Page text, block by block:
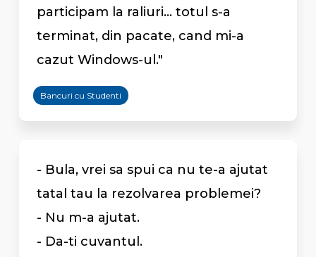
participam la raliuri... totul s-a
terminat, din pacate, cand mi-a
cazut Windows-ul."
Bancuri cu Studenti
- Bula, vrei sa spui ca nu te-a ajutat
tatal tau la rezolvarea problemei?
- Nu m-a ajutat.
- Da-ti cuvantul.